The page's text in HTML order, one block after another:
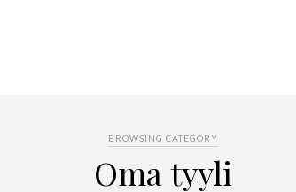
BROWSING CATEGORY
Oma tyyli